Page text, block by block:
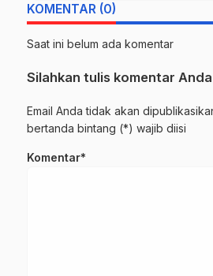
KOMENTAR (0)
Saat ini belum ada komentar
Silahkan tulis komentar Anda
Email Anda tidak akan
bertanda bintang (*) wajib diisi
Komentar*